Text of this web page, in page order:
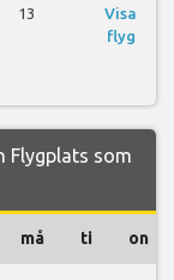
13
Visa
flyg
Flygplats som
må ti on